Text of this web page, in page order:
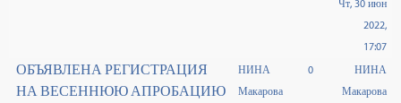
Чт, 30 июн
2022,
17:07
ОБЪЯВЛЕНА РЕГИСТРАЦИЯ
НА ВЕСЕННЮЮ АПРОБАЦИЮ
НИНА
Макарова
0
НИНА
Макарова